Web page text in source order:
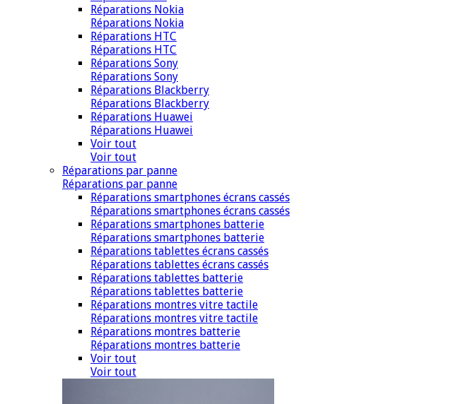
Réparations Nokia
Réparations Nokia
Réparations HTC
Réparations HTC
Réparations Sony
Réparations Sony
Réparations Blackberry
Réparations Blackberry
Réparations Huawei
Réparations Huawei
Voir tout
Voir tout
Réparations par panne
Réparations par panne
Réparations smartphones écrans cassés
Réparations smartphones écrans cassés
Réparations smartphones batterie
Réparations smartphones batterie
Réparations tablettes écrans cassés
Réparations tablettes écrans cassés
Réparations tablettes batterie
Réparations tablettes batterie
Réparations montres vitre tactile
Réparations montres vitre tactile
Réparations montres batterie
Réparations montres batterie
Voir tout
Voir tout